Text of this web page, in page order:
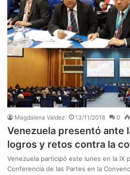
Magdalena Valdez 13/11/2018 0
Venezuela presentó ante
logros y retos contra la
Venezuela participó este lunes en la IX
Conferencia de las Partes en la